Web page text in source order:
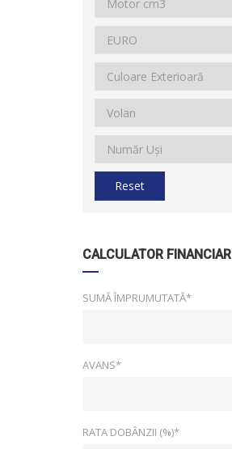
Reset
CALCULATOR FINANCIAR
SUMĂ ÎMPRUMUTATĂ*
AVANS*
RATA DOBÂNZII (%)*